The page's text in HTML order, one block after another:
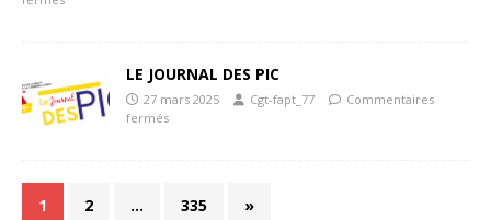
LE JOURNAL DES PIC
27 mars 2025 Cgt-fapt_77
Commentaires
fermés
1 2 … 335 »